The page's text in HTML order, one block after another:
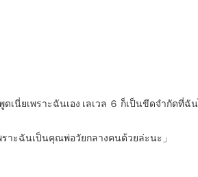
ยเพราะฉันเอง เลเวล ６ ก็เป็นขีดจำกัดที่ฉัน
าะฉันเป็นคุณพ่อวัยกลางคนด้วยล่ะนะ」